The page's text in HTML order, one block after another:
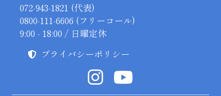
072-943-1821 (代表)
0800-111-6606 (フリーコール)
9:00 - 18:00 / 日曜定休
プライバシーポリシー